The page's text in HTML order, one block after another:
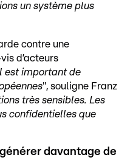
un système plus
contre une
d’acteurs
est important de
", souligne Franz
très sensibles. Les
confidentielles que
davantage de